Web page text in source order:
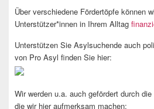
Über verschiedene Fördertöpfe können
Unterstützer*innen in Ihrem Alltag
Unterstützen Sie Asylsuchende auch
von Pro Asyl finden Sie hier:
Wir werden u.a. auch gefördert durch
die wir hier aufmerksam machen: